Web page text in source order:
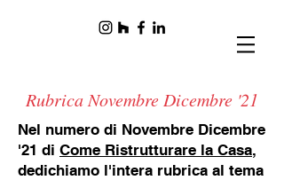
Rubrica Novembre Dicembre '21
Nel numero di Novembre Dicembre
'21 di Come Ristrutturare la Casa,
dedichiamo l'intera rubrica al tema